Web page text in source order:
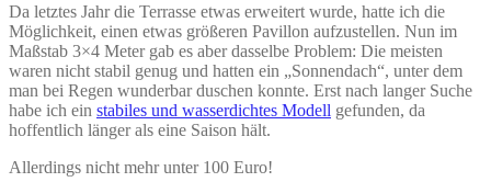
Da letztes Jahr die Terrasse etwas erweitert wurde, hatte ich die
Möglichkeit, einen etwas größeren Pavillon aufzustellen. Nun im
Maßstab 3×4 Meter gab es aber dasselbe Problem: Die meisten
waren nicht stabil genug und hatten ein „Sonnendach“, unter dem
man bei Regen wunderbar duschen konnte. Erst nach langer Suche
habe ich ein stabiles und wasserdichtes Modell gefunden, da
hoffentlich länger als eine Saison hält.
Allerdings nicht mehr unter 100 Euro!